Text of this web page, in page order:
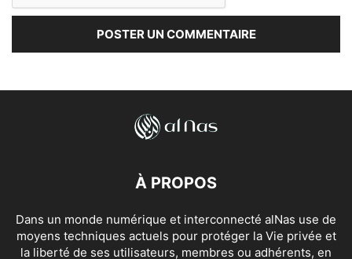
À PROPOS
Dans un monde numérique et interconnecté alNas use de
moyens techniques actuels pour protéger la Vie privée et
la liberté de ses utilisateurs, membres ou adhérents, en